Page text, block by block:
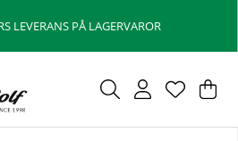
LEVERANS PÅ LAGERVAROR
.